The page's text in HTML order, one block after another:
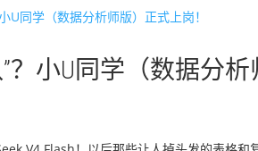
？小U同学（数据分析